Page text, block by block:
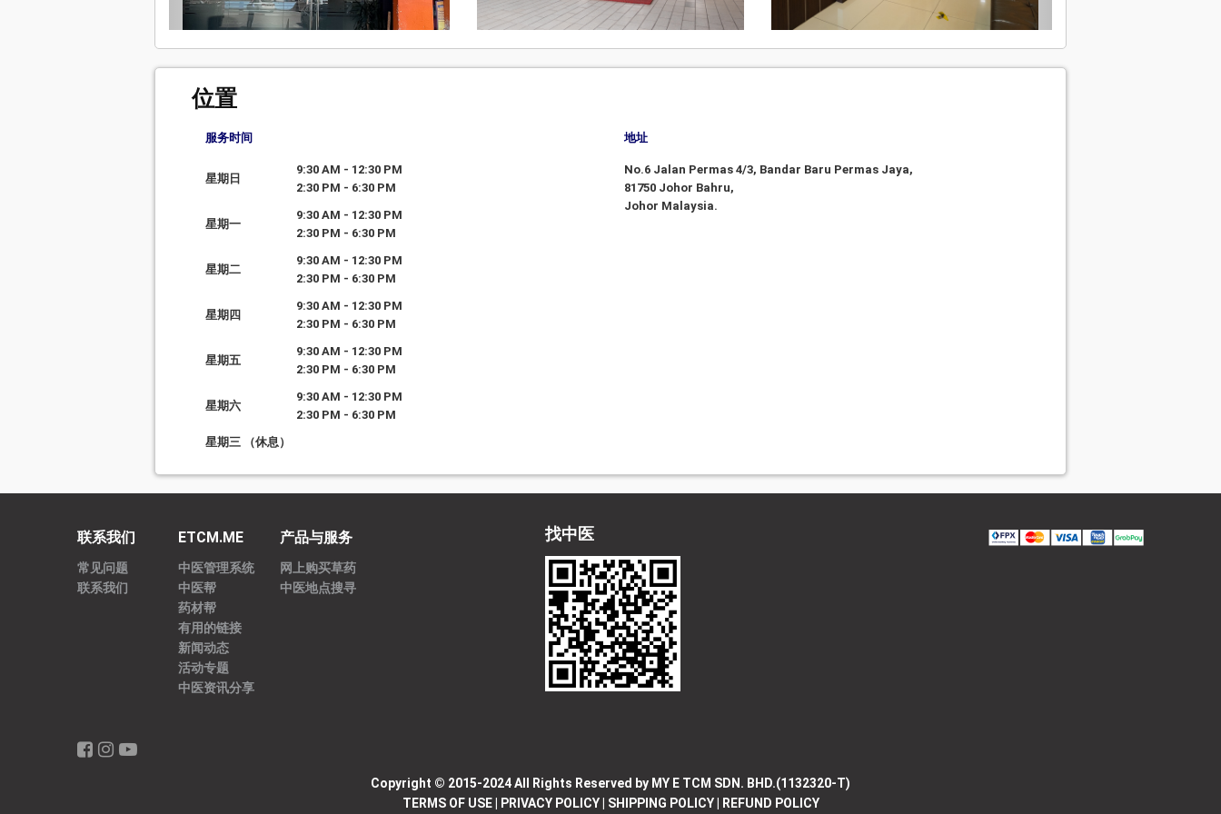
位置
服务时间
星期日
9:30 AM - 12:30 PM
2:30 PM - 6:30 PM
星期一
9:30 AM - 12:30 PM
2:30 PM - 6:30 PM
星期二
9:30 AM - 12:30 PM
2:30 PM - 6:30 PM
星期四
9:30 AM - 12:30 PM
2:30 PM - 6:30 PM
星期五
9:30 AM - 12:30 PM
2:30 PM - 6:30 PM
星期六
9:30 AM - 12:30 PM
2:30 PM - 6:30 PM
星期三 （休息）
地址
No.6 Jalan Permas 4/3, Bandar Baru Permas Jaya,
81750 Johor Bahru,
Johor Malaysia.
联系我们
常见问题
联系我们
ETCM.ME
中医管理系统
中医帮
药材帮
有用的链接
新闻动态
活动专题
中医资讯分享
产品与服务
网上购买草药
中医地点搜寻
找中医
Copyright © 2015-2024 All Rights Reserved by MY E TCM SDN. BHD.(1132320-T)
TERMS OF USE| PRIVACY POLICY| SHIPPING POLICY| REFUND POLICY